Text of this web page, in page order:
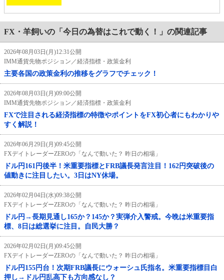
FX・羊飼いの「今日の為替はこれで動く！」の関連記事
2026年08月03日(月)12:31公開
IMM通貨先物ポジション／経済指標・政策金利
主要各国の政策金利の推移をグラフでチェック！
2026年08月03日(月)09:00公開
IMM通貨先物ポジション／経済指標・政策金利
FXで注目される経済指標の特徴やポイントをFX初心者にもわかりや
すく解説！
2026年06月29日(月)09:45公開
FXデイトレーダーZEROの「なんで動いた？ 昨日の相場」
ドル円161円後半！米重要指標とFRB議長発言注目！162円突破後の
値動きに注目したい。3日はNY休場。
2026年02月04日(水)09:38公開
FXデイトレーダーZEROの「なんで動いた？ 昨日の相場」
ドル円→長期見通し165か？145か？実弾介入警戒。今晩は米重要指
標、8日は総選挙に注目。自民大勝？
2026年02月02日(月)09:45公開
FXデイトレーダーZEROの「なんで動いた？ 昨日の相場」
ドル円155円台！次期FRB議長にウォーシュ氏指名。米重要指標目白
押し→ドル円乱高下も方向感なし？